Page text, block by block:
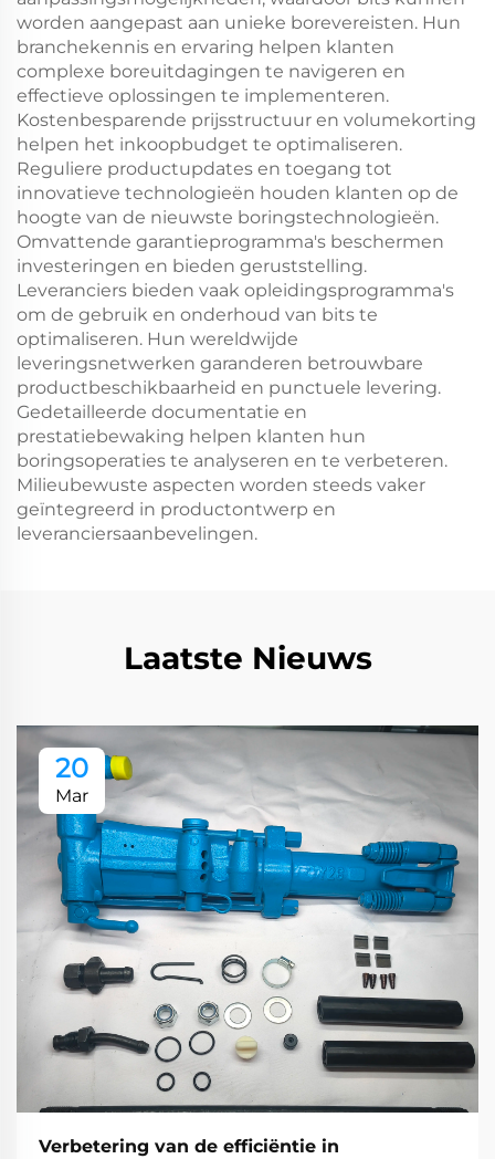
worden aangepast aan unieke borevereisten. Hun
branchekennis en ervaring helpen klanten
complexe boreuitdagingen te navigeren en
effectieve oplossingen te implementeren.
Kostenbesparende prijsstructuur en volumekorting
helpen het inkoopbudget te optimaliseren.
Reguliere productupdates en toegang tot
innovatieve technologieën houden klanten op de
hoogte van de nieuwste boringstechnologieën.
Omvattende garantieprogramma's beschermen
investeringen en bieden geruststelling.
Leveranciers bieden vaak opleidingsprogramma's
om de gebruik en onderhoud van bits te
optimaliseren. Hun wereldwijde
leveringsnetwerken garanderen betrouwbare
productbeschikbaarheid en punctuele levering.
Gedetailleerde documentatie en
prestatiebewaking helpen klanten hun
boringsoperaties te analyseren en te verbeteren.
Milieubewuste aspecten worden steeds vaker
geïntegreerd in productontwerp en
leveranciersaanbevelingen.
Laatste Nieuws
20
Mar
Verbetering van de efficiëntie in